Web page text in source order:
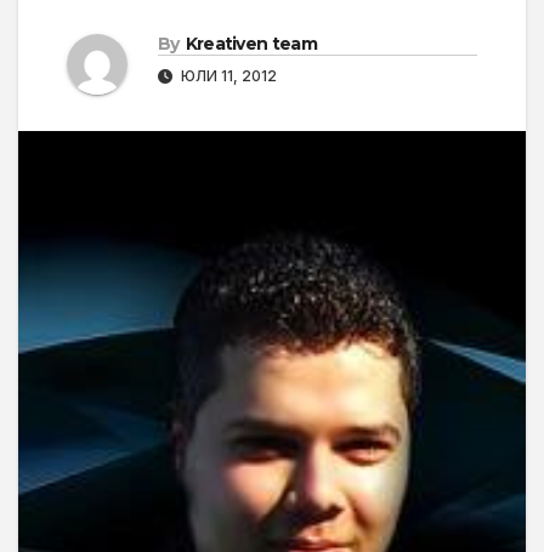
By Kreativen team
ЮЛИ 11, 2012